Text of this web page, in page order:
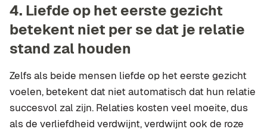
4. Liefde op het eerste gezicht
betekent niet per se dat je relatie
stand zal houden
Zelfs als beide mensen liefde op het eerste gezicht
voelen, betekent dat niet automatisch dat hun relatie
succesvol zal zijn. Relaties kosten veel moeite, dus
als de verliefdheid verdwijnt, verdwijnt ook de roze